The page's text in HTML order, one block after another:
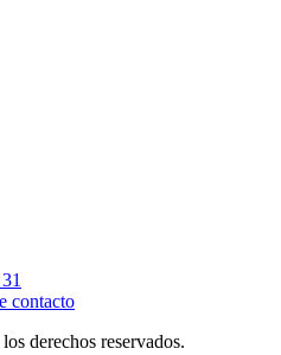
contacto
derechos reservados.